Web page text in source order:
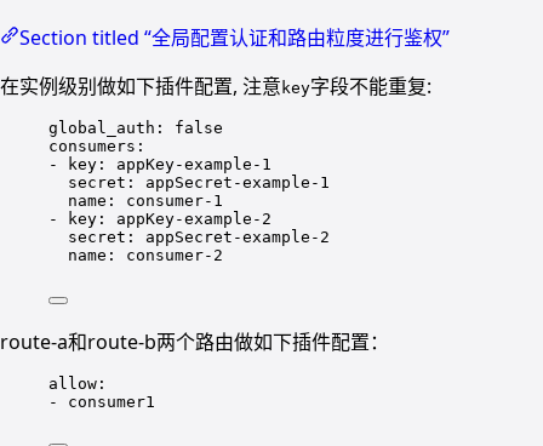
Section titled “全局配置认证和路由粒度进行鉴权”
在实例级别做如下插件配置, 注意 key字段不能重复:
global_auth : false
consumers :
-
key : appKey-example-1
secret : appSecret-example-1
name : consumer-1
-
key : appKey-example-2
secret : appSecret-example-2
name : consumer-2
route-a和route-b两个路由做如下插件配置：
allow :
- consumer1